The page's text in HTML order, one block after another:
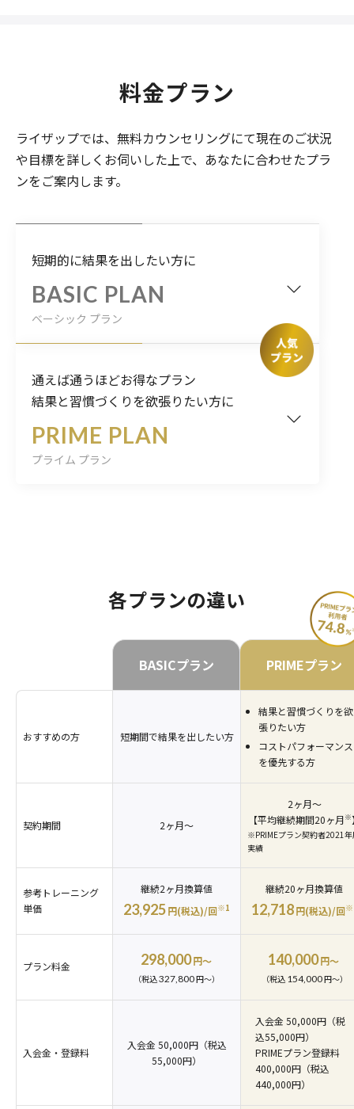
料金プラン
ライザップでは、無料カウンセリングにて現在のご状況
や目標を詳しくお伺いした上で、あなたに合わせたプラ
ンをご案内します。
短期的に結果を出したい方に
BASIC PLAN
ベーシック プラン
通えば通うほどお得なプラン
結果と習慣づくりを欲張りたい方に
PRIME PLAN
プライム プラン
各プランの違い
BASICプラン PRIMEプラン
おすすめの方 短期間で結果を出したい方
結果と習慣づくりを欲
張りたい方
コストパフォーマンス
を優先する方
契約期間 2ヶ月〜
2ヶ月〜
【平均継続期間20ヶ月※
※PRIMEプラン契約者2021
実績
参考トレーニング
単価
継続2ヶ月換算値
23,925円(税込)/回※1
継続20ヶ月換算値
12,718 円(税込)/回
プラン料金 298,000 円〜
（税込327,800円〜）
140,000 円〜
（税込 154,000 円〜）
入会金・登録料
入会金 50,000円（税込
55,000円）
入会金 50,000円（税
込55,000円）
PRIMEプラン登録料
400,000円（税込
440,000円）